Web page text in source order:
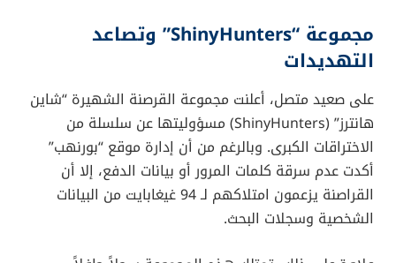
مجموعة “ShinyHunters” وتصاعد
التهديدات
على صعيد متصل، أعلنت مجموعة القرصنة الشهيرة “شاين
هانترز” (ShinyHunters) مسؤوليتها عن سلسلة من
الاختراقات الكبرى. وبالرغم من أن إدارة موقع “بورنهب”
أكدت عدم سرقة كلمات المرور أو بيانات الدفع، إلا أن
القراصنة يزعمون امتلاكهم لـ 94 غيغابايت من البيانات
الشخصية وسجلات البحث.